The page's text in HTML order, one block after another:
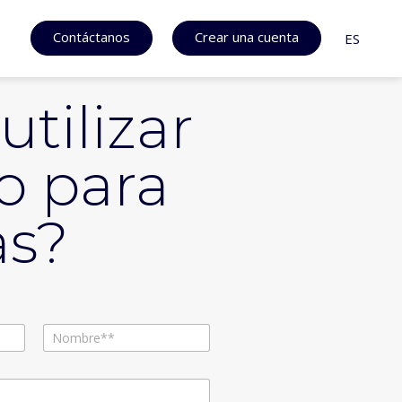
Contáctanos Crear una cuenta ES
para